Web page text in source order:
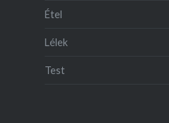
Étel
Lélek
Test